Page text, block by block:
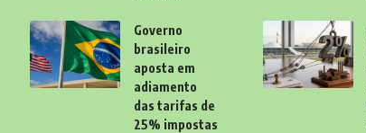
Governo
brasileiro
aposta em
adiamento
das tarifas de
25% impostas